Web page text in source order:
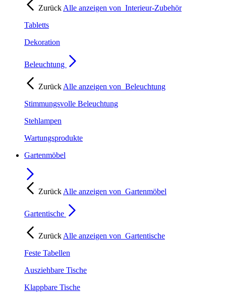
Zurück Alle anzeigen von Interieur-Zubehör
Tabletts
Dekoration
Beleuchtung
Zurück Alle anzeigen von Beleuchtung
Stimmungsvolle Beleuchtung
Stehlampen
Wartungsprodukte
Gartenmöbel
Zurück Alle anzeigen von Gartenmöbel
Gartentische
Zurück Alle anzeigen von Gartentische
Feste Tabellen
Ausziehbare Tische
Klappbare Tische